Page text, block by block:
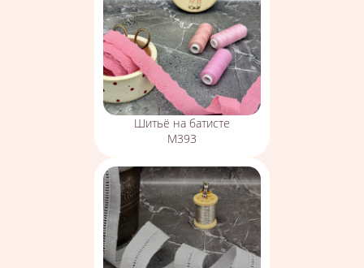
Шитьё на батисте
М393